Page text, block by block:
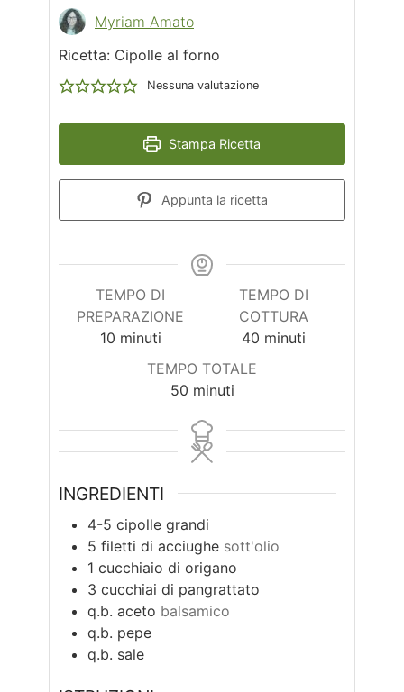
Myriam Amato
Ricetta: Cipolle al forno
Nessuna valutazione
Stampa Ricetta
Appunta la ricetta
TEMPO DI
PREPARAZIONE
10minuti
minuti
TEMPO DI
COTTURA
40 minuti
minuti
TEMPO TOTALE
50minuti
minuti
INGREDIENTI
4-5 cipolle grandi
5 filetti di acciughe sott'olio
1 cucchiaio di origano
3 cucchiai di pangrattato
q.b. aceto balsamico
q.b. pepe
q.b. sale